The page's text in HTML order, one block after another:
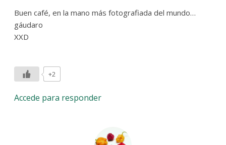
Buen café, en la mano más fotografiada del mundo…
gáudaro
XXD
+2
Accede para responder